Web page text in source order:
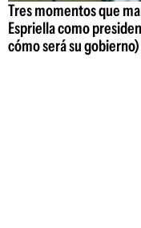
Tres momentos que
Espriella como
cómo será su gobierno)